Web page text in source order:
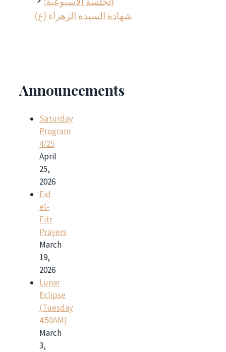
شهادة السيدة الزهراء (ع)
Announcements
Saturday
Program
4/25
April
25,
2026
Eid
el-
Fitr
Prayers
March
19,
2026
Lunar
Eclipse
(Tuesday
4:50AM)
March
3,